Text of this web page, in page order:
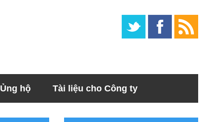
Ủng hộ Tài liệu cho Công ty